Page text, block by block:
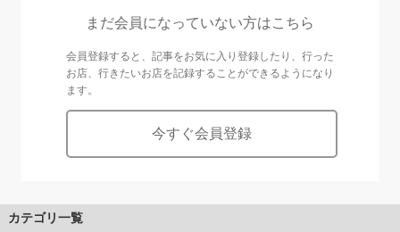
まだ会員になっていない方はこちら
会員登録すると、記事をお気に入り登録したり、行った
お店、行きたいお店を記録することができるようになり
ます。
今すぐ会員登録
カテゴリ一覧